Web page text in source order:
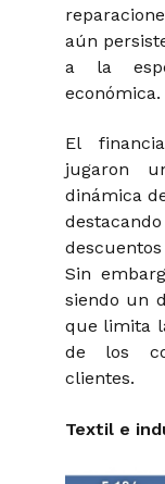
aún
a la
económica.
El
jugaron
dinámica
Sin
siendo un
que limita
de los
clientes.
Textil e